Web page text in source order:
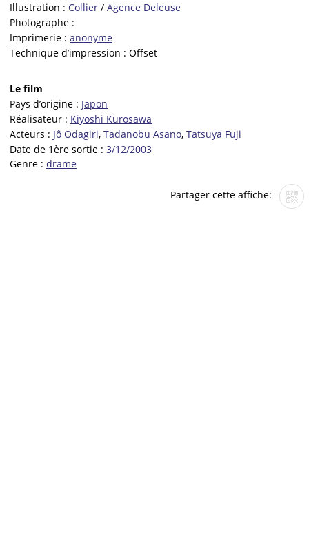
Illustration : Collier / Agence Deleuse
Photographe :
Imprimerie : anonyme
Technique d’impression : Offset
Le film
Pays d’origine : Japon
Réalisateur : Kiyoshi Kurosawa
Acteurs : Jô Odagiri, Tadanobu Asano, Tatsuya Fuji
Date de 1ère sortie : 3/12/2003
Genre : drame
Partager cette affiche: